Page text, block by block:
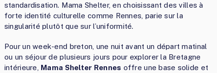
standardisation. Mama Shelter, en choisissant des villes à
forte identité culturelle comme Rennes, parie sur la
singularité plutôt que sur l’uniformité.
Pour un week-end breton, une nuit avant un départ matinal
ou un séjour de plusieurs jours pour explorer la Bretagne
intérieure, Mama Shelter Rennes offre une base solide et